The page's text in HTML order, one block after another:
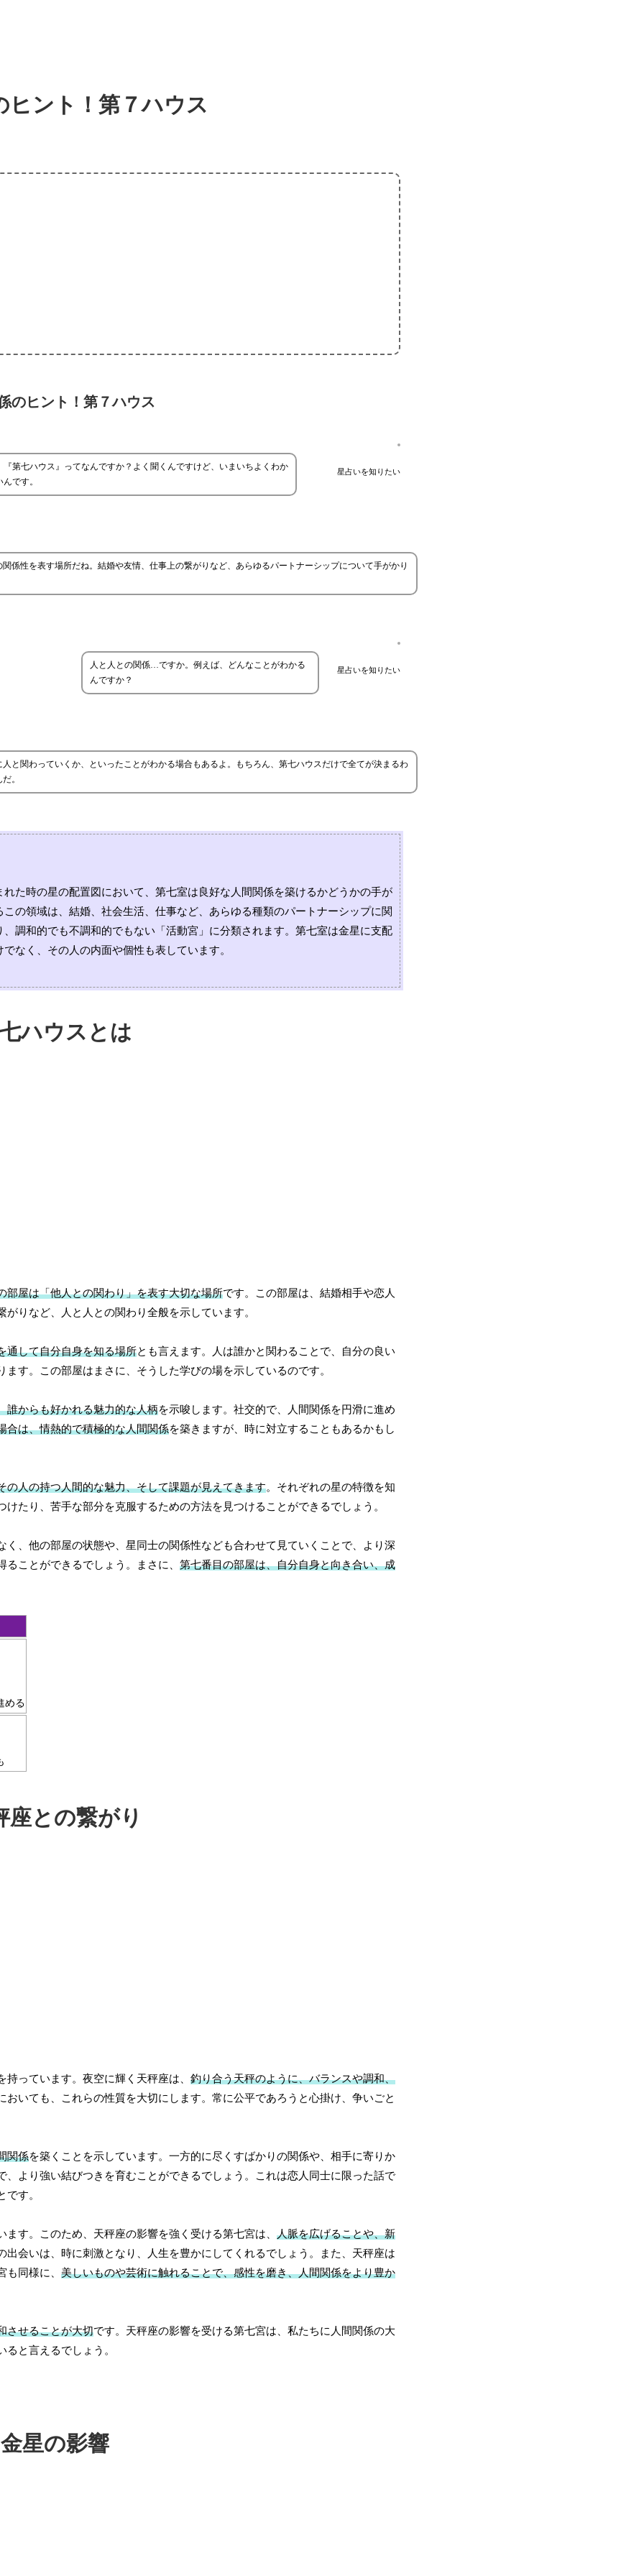
ヒント！第７ハウス
のヒント！第７ハウス
星占いを知りたい
『第七ハウス』ってなんですか？よく聞くんですけど、いまいちよくわか
です。
係性を表す場所だね。結婚や友情、仕事上の繋がりなど、あらゆるパートナーシップについて手がかり
星占いを知りたい
人と人との関係…ですか。例えば、どんなことがわかる
んですか？
と関わっていくか、といったことがわかる場合もあるよ。もちろん、第七ハウスだけで全てが決まるわ
。
た時の星の配置図において、第七室は良好な人間関係を築けるかどうかの手が
の領域は、結婚、社会生活、仕事など、あらゆる種類のパートナーシップに関
調和的でも不調和的でもない「活動宮」に分類されます。第七室は金星に支配
なく、その人の内面や個性も表しています。
ハウスとは
部屋は「他人との関わり」を表す大切な場所です。この部屋は、結婚相手や恋人
りなど、人と人との関わり全般を示しています。
通して自分自身を知る場所とも言えます。人は誰かと関わることで、自分の良い
す。この部屋はまさに、そうした学びの場を示しているのです。
誰からも好かれる魅力的な人柄を示唆します。社交的で、人間関係を円滑に進め
合は、情熱的で積極的な人間関係を築きますが、時に対立することもあるかもし
人の持つ人間的な魅力、そして課題が見えてきます。それぞれの星の特徴を知
たり、苦手な部分を克服するための方法を見つけることができるでしょう。
く、他の部屋の状態や、星同士の関係性なども合わせて見ていくことで、より深
ことができるでしょう。まさに、 第七番目の部屋は、自分自身と向き合い、成
める
座との繋がり
っています。夜空に輝く天秤座は、 釣り合う天秤のように、バランスや調和、
いても、これらの性質を大切にします。常に公平であろうと心掛け、争いごと
関係を築くことを示しています。一方的に尽くすばかりの関係や、相手に寄りか
、より強い結びつきを育むことができるでしょう。これは恋人同士に限った話で
す。
す。このため、天秤座の影響を強く受ける第七宮は、 人脈を広げることや、新
出会いは、時に刺激となり、人生を豊かにしてくれるでしょう。また、天秤座は
同様に、 美しいものや芸術に触れることで、感性を磨き、人間関係をより豊か
させることが大切です。天秤座の影響を受ける第七宮は、私たちに人間関係の大
と言えるでしょう。
金星の影響